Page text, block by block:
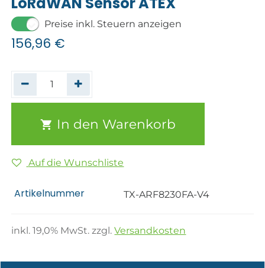
Preise inkl. Steuern anzeigen
156,96 €
In den Warenkorb
Auf die Wunschliste
Artikelnummer TX-ARF8230FA-V4
inkl.19,0% MwSt. zzgl.Versandkosten